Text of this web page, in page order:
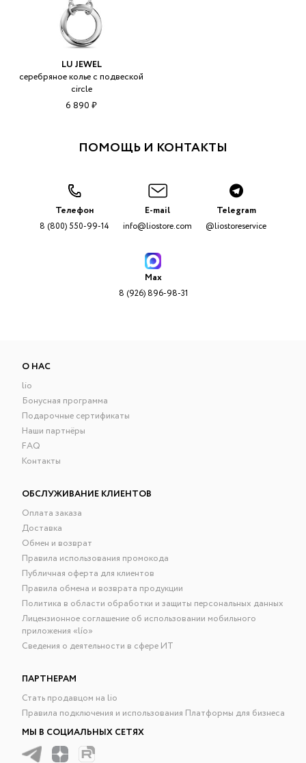
LU JEWEL
серебряное колье с подвеской
circle
6 890 ₽
ПОМОЩЬ И КОНТАКТЫ
Телефон
8 (800) 550-99-14
E-mail
info@liostore.com
Telegram
@liostoreservice
Max
8 (926) 896-98-31
О НАС
lio
Бонусная программа
Подарочные сертификаты
Наши партнёры
FAQ
Контакты
ОБСЛУЖИВАНИЕ КЛИЕНТОВ
Оплата заказа
Доставка
Обмен и возврат
Правила использования промокода
Публичная оферта для клиентов
Правила обмена и возврата продукции
Политика в области обработки и защиты персональных данных
Лицензионное соглашение об использовании мобильного
приложения «lío»
Сведения о деятельности в сфере ИТ
ПАРТНЕРАМ
Стать продавцом на lio
Правила подключения и использования Платформы для бизнеса
МЫ В СОЦИАЛЬНЫХ СЕТЯХ